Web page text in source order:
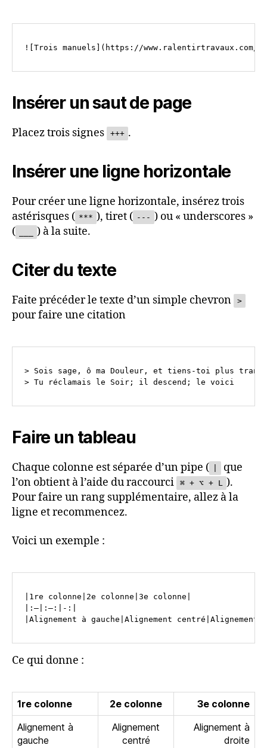
Insérer un saut de page
Placez trois signes +++ .
Insérer une ligne horizontale
Pour créer une ligne horizontale, insérez trois
astérisques ( *** ), tiret ( --- ) ou « underscores »
(
) à la suite.
Citer du texte
Faite précéder le texte d’un simple chevron >
pour faire une citation
> Sois sage, ô ma Douleur, et tiens-toi plus
Faire un tableau
Chaque colonne est séparée d’un pipe (
que
l’on obtient à l’aide du raccourci
⌘ + ⌥ + L ).
Pour faire un rang supplémentaire, allez à la
ligne et recommencez.
Voici un exemple :
|1re colonne|2e colonne|3e colonne|
|:—|:—:|-:|
Ce qui donne :
1re colonne 2e colonne
3e colonne
Alignement à
gauche
Alignement
centré
Alignement à
droite